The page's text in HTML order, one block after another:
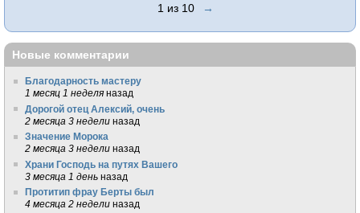
1 из 10 →
Новые комментарии
Благодарность мастеру
1 месяц 1 неделя назад
Дорогой отец Алексий, очень
2 месяца 3 недели назад
Значение Морока
2 месяца 3 недели назад
Храни Господь на путях Вашего
3 месяца 1 день назад
Протитип фрау Берты был
4 месяца 2 недели назад